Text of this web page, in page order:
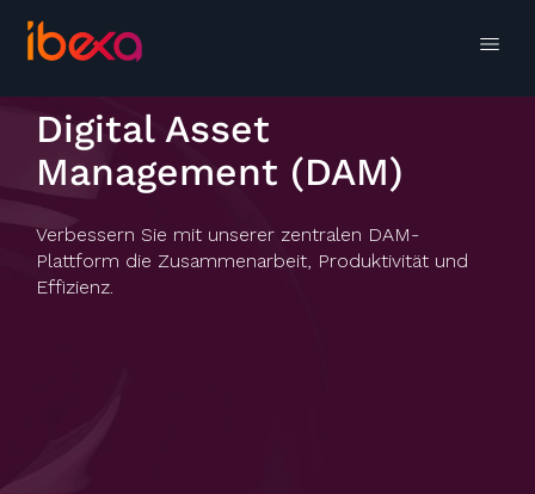
Digital Asset
Management (DAM)
Verbessern Sie mit unserer zentralen DAM-
Plattform die Zusammenarbeit, Produktivität und
Effizienz.